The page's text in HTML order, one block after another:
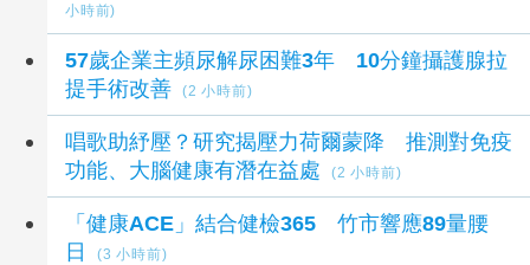
小時前)
57歲企業主頻尿解尿困難3年 10分鐘攝護腺拉
提手術改善
(2 小時前)
唱歌助紓壓？研究揭壓力荷爾蒙降 推測對免疫
功能、大腦健康有潛在益處
(2 小時前)
「健康ACE」結合健檢365 竹市響應89量腰
日
(3 小時前)